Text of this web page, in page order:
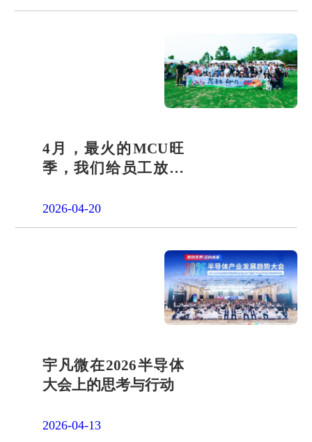
4月，最火的MCU旺
季，我们给员工放了
2026-04-20
宇凡微在2026半导体
大会上的思考与行动
2026-04-13